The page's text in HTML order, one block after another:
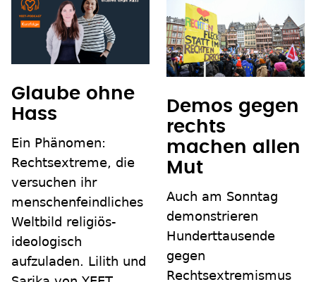
Glaube ohne
Hass
Ein Phänomen:
Rechtsextreme, die
versuchen ihr
menschenfeindliches
Weltbild religiös-
ideologisch
aufzuladen. Lilith und
Demos gegen
rechts
machen allen
Mut
Auch am Sonntag
demonstrieren
Hunderttausende
gegen
Rechtsextremismus